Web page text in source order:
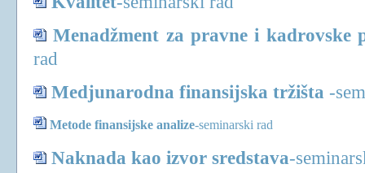
Menadžment za pravne i kadrovske
rad
Medjunarodna finansijska tržišta -
Metode finansijske analize-seminarski rad
Naknada kao izvor sredstava-